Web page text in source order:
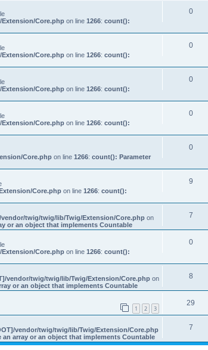
Core.phpon line 1266: count():
0
Core.phpon line 1266: count():
0
Core.phpon line 1266: count():
0
Core.phpon line 1266: count():
0
Core.phpon line 1266: count(): Parameter
0
Core.phpon line 1266: count():
9
vendor/twig/twig/lib/Twig/Extension/Core.phpon
or an object that implements Countable
7
Core.phpon line 1266: count():
0
vendor/twig/twig/lib/Twig/Extension/Core.phpon
or an object that implements Countable
8
1 2 3
29
vendor/twig/twig/lib/Twig/Extension/Core.php
an array or an object that implements Countable
7